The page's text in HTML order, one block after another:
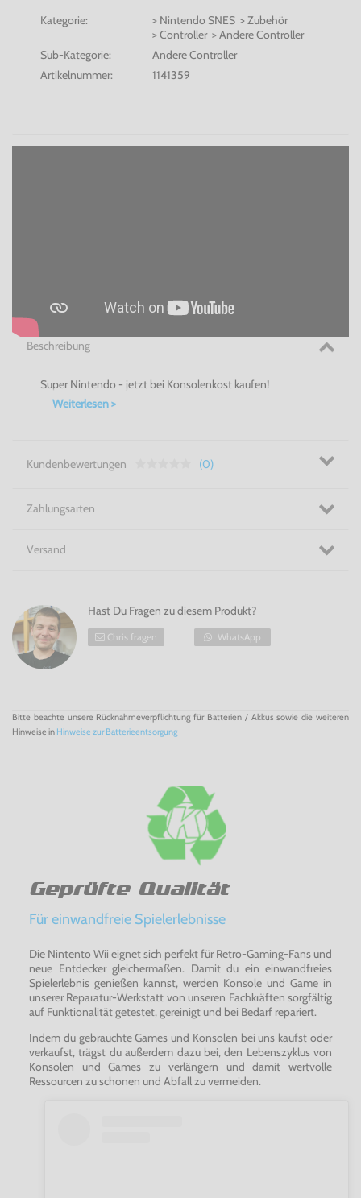
Kategorie:
> Nintendo SNES > Zubehör
> Controller > Andere Controller
Sub-Kategorie:
Andere Controller
Artikelnummer:
1141359
Beschreibung
Super Nintendo - jetzt bei Konsolenkost kaufen!
Weiterlesen >
Kundenbewertungen (0)
Zahlungsarten
Versand
Hast Du Fragen zu diesem Produkt?
Chris fragen WhatsApp
Bitte beachte unsere Rücknahmeverpflichtung für Batterien / Akkus sowie die weiteren
Hinweise in Hinweise zur Batterieentsorgung
Geprüfte Qualität
Für einwandfreie Spielerlebnisse
Die Nintento Wii eignet sich perfekt für Retro-Gaming-Fans und
neue Entdecker gleichermaßen. Damit du ein einwandfreies
Spielerlebnis genießen kannst, werden Konsole und Game in
unserer Reparatur-Werkstatt von unseren Fachkräften sorgfältig
auf Funktionalität getestet, gereinigt und bei Bedarf repariert.
Indem du gebrauchte Games und Konsolen bei uns kaufst oder
verkaufst, trägst du außerdem dazu bei, den Lebenszyklus von
Konsolen und Games zu verlängern und damit wertvolle
Ressourcen zu schonen und Abfall zu vermeiden.